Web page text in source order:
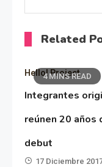
Related
4 MINS READ
Hello! Project
Integrantes
reúnen 20 años
debut
17 Diciembre